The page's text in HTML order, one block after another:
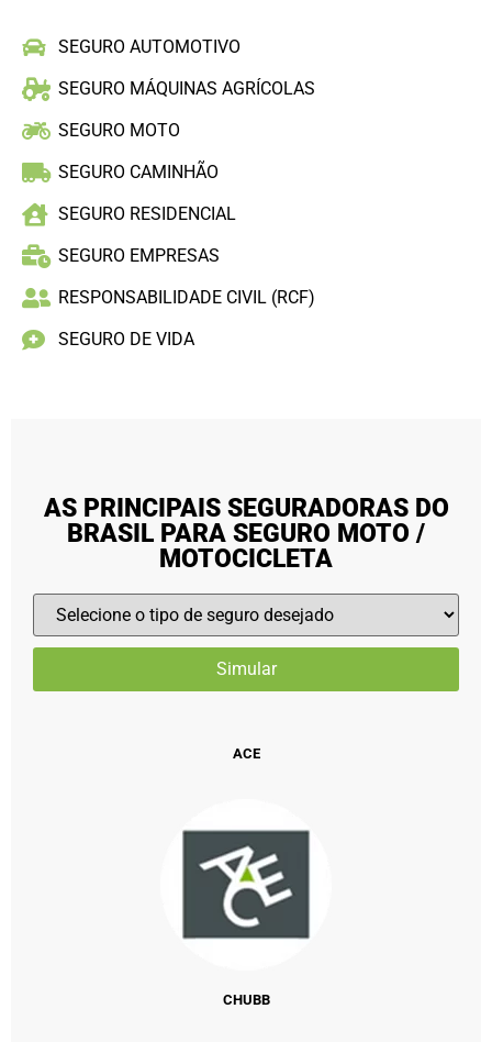
SEGURO AUTOMOTIVO
SEGURO MÁQUINAS AGRÍCOLAS
SEGURO MOTO
SEGURO CAMINHÃO
SEGURO RESIDENCIAL
SEGURO EMPRESAS
RESPONSABILIDADE CIVIL (RCF)
SEGURO DE VIDA
AS PRINCIPAIS SEGURADORAS DO
BRASIL PARA SEGURO MOTO /
MOTOCICLETA
ACE
CHUBB